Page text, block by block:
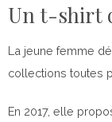
Un t-shirt
La jeune femme
collections toutes
En 2017, elle